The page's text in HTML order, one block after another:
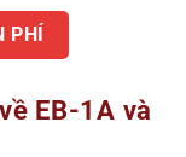
PHÍ
EB-1A và